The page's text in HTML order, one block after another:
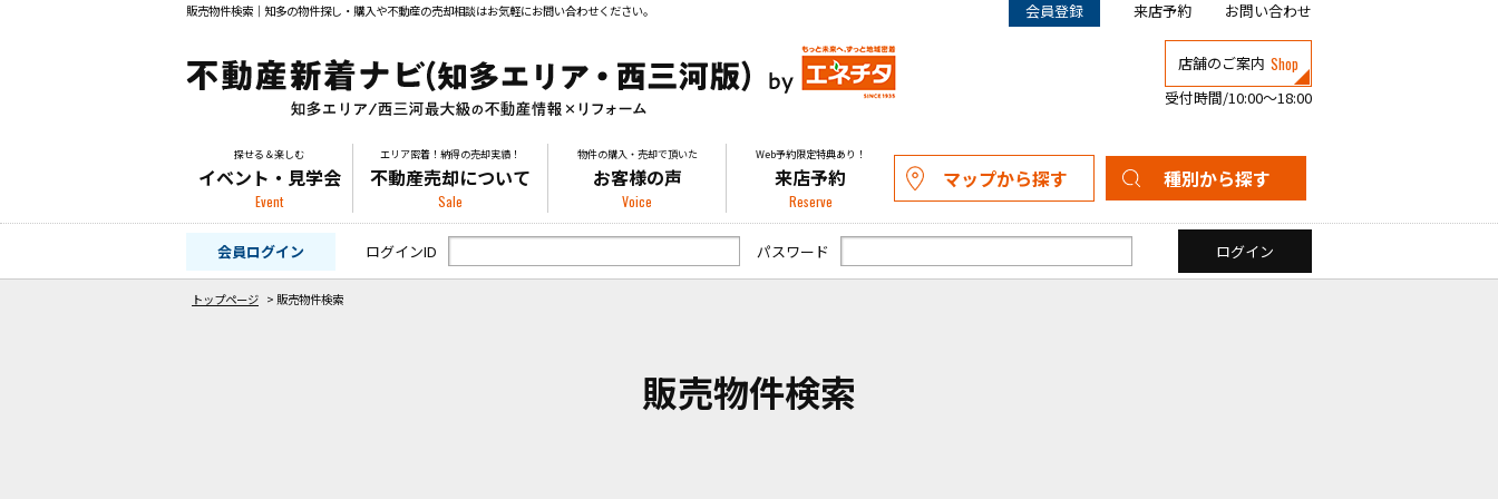
販売物件検索｜知多の物件探し・購入や不動産の売却相談はお気軽にお問い合わせください。 会員登録 来店予約 お問い合わせ
店舗のご案内 Shop
受付時間/10:00～18:00
探せる＆楽しむ
イベント・見学会
Event
エリア密着！納得の売却実績！
不動産売却について
Sale
物件の購入・売却で頂いた
お客様の声
Voice
Web予約限定特典あり！
来店予約
Reserve
マップから探す 種別から探す
新築一戸建て
中古一戸建て
マンション
土地
会員ログイン
ログインID パスワード
トップページ > 販売物件検索
販売物件検索